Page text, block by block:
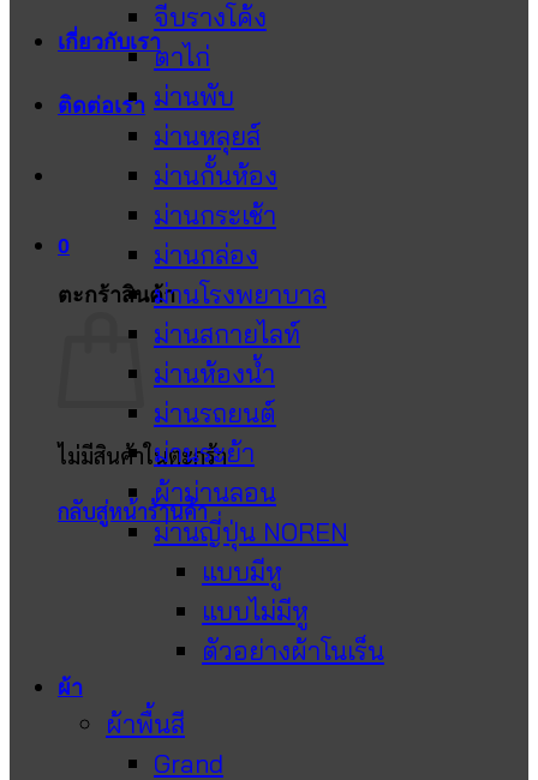
เกี่ยวกับเรา
ติดต่อเรา
0
ตะกร้าสินค้า
ไม่มีสินค้าในตะกร้า
กลับสู่หน้าร้านค้า
จีบรางโค้ง
ตาไก่
ม่านพับ
ม่านหลุยส์
ม่านกั้นห้อง
ม่านกระเช้า
ม่านกล่อง
ม่านโรงพยาบาล
ม่านสกายไลท์
ม่านห้องน้ำ
ม่านรถยนต์
ม่านระย้า
ผ้าม่านลอน
ม่านญี่ปุ่น NOREN
แบบมีหู
แบบไม่มีหู
ตัวอย่างผ้าโนเร็น
ผ้า
ผ้าพื้นสี
Grand